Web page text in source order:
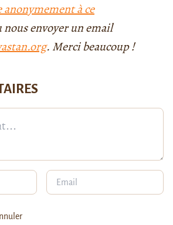
à ce
envoyer un email
. Merci beaucoup !